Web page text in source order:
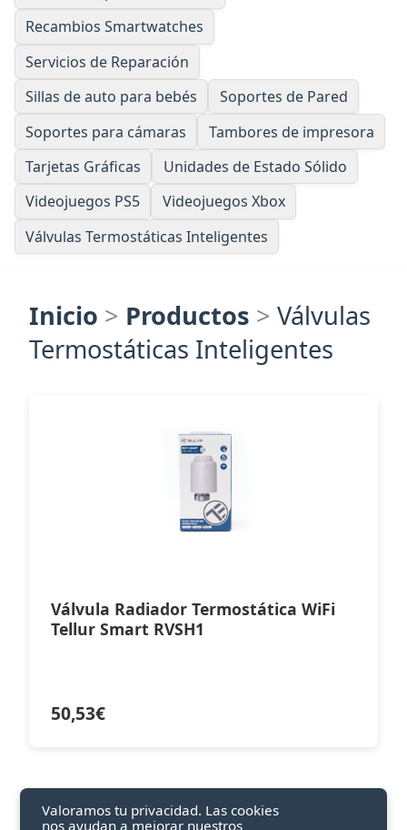
Recambios Smartwatches
Servicios de Reparación
Sillas de auto para bebés
Soportes de Pared
Soportes para cámaras
Tambores de impresora
Tarjetas Gráficas
Unidades de Estado Sólido
Videojuegos PS5
Videojuegos Xbox
Válvulas Termostáticas Inteligentes
Inicio > Productos > Válvulas
Termostáticas Inteligentes
Válvula Radiador Termostática WiFi
Tellur Smart RVSH1
50,53€
Valoramos tu privacidad. Las cookies
nos ayudan a mejorar nuestros